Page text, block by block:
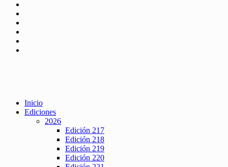
Inicio
Ediciones
2026
Edición 217
Edición 218
Edición 219
Edición 220